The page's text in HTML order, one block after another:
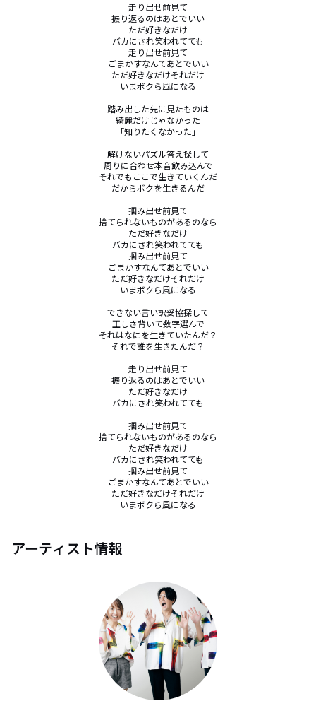
走り出せ前見て
振り返るのはあとでいい
ただ好きなだけ
バカにされ笑われてても
走り出せ前見て
ごまかすなんてあとでいい
ただ好きなだけそれだけ
いまボクら風になる
踏み出した先に見たものは
綺麗だけじゃなかった
「知りたくなかった」
解けないパズル答え探して
周りに合わせ本音飲み込んで
それでもここで生きていくんだ
だからボクを生きるんだ
掴み出せ前見て
捨てられないものがあるのなら
ただ好きなだけ
バカにされ笑われてても
掴み出せ前見て
ごまかすなんてあとでいい
ただ好きなだけそれだけ
いまボクら風になる
できない言い訳妥協探して
正しさ背いて数字選んで
それはなにを生きていたんだ？
それで誰を生きたんだ？
走り出せ前見て
振り返るのはあとでいい
ただ好きなだけ
バカにされ笑われてても
掴み出せ前見て
捨てられないものがあるのなら
ただ好きなだけ
バカにされ笑われてても
掴み出せ前見て
ごまかすなんてあとでいい
ただ好きなだけそれだけ
いまボクら風になる
アーティスト情報